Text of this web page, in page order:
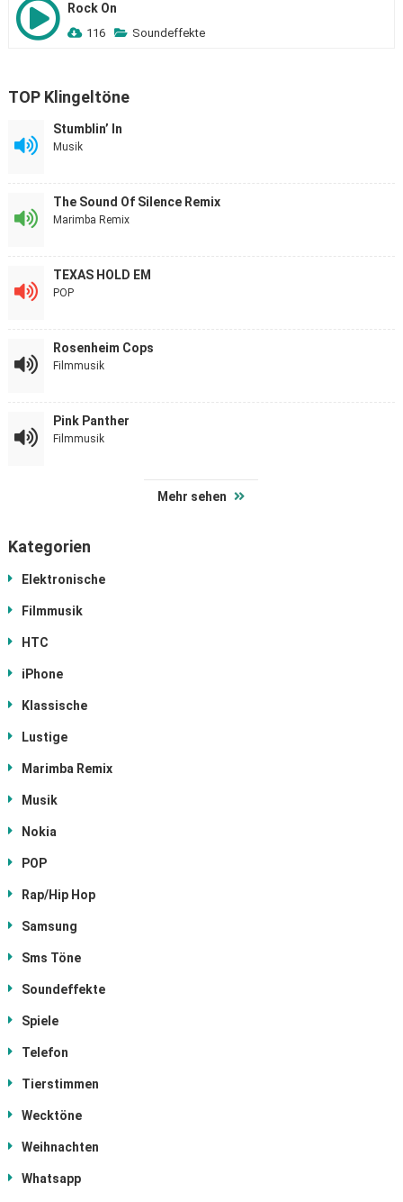
Rock On
116 Soundeffekte
TOP Klingeltöne
Stumblin’ In
Musik
The Sound Of Silence Remix
Marimba Remix
TEXAS HOLD EM
POP
Rosenheim Cops
Filmmusik
Pink Panther
Filmmusik
Mehr sehen
Kategorien
Elektronische
Filmmusik
HTC
iPhone
Klassische
Lustige
Marimba Remix
Musik
Nokia
POP
Rap/Hip Hop
Samsung
Sms Töne
Soundeffekte
Spiele
Telefon
Tierstimmen
Wecktöne
Weihnachten
Whatsapp